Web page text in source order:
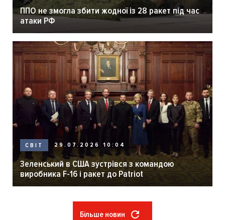
ППО не змогла збити жодної із 28 ракет під час
атаки РФ
СВІТ 29.07.2026 10:04
Зеленський в США зустрівся з командою
виробника F-16 і ракет до Patriot
Більше новин